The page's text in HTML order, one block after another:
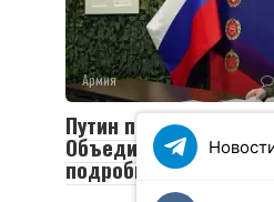
Армия
Путин посетил пункт
Объединенной
подробности визита